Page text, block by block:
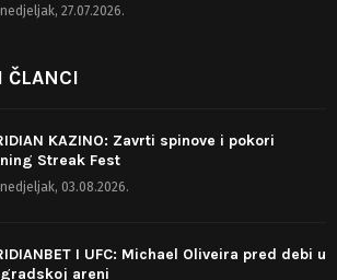
27.07.2026.
ČLANCI
KAZINO: Zavrti spinove i pokori
Streak Fest
03.08.2026.
I UFC: Michael Oliveira pred debi u
areni